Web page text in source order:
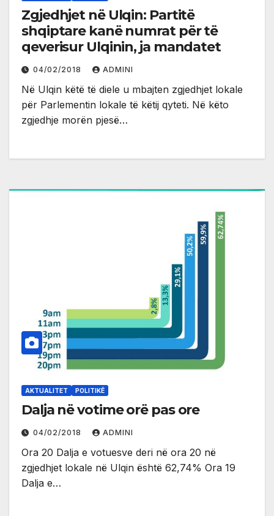
Zgjedhjet në Ulqin: Partitë
shqiptare kanë numrat për të
qeverisur Ulqinin, ja mandatet
04/02/2018 ADMINI
Në Ulqin këtë të diele u mbajten zgjedhjet lokale
për Parlementin lokale të këtij qyteti. Në këto
zgjedhje morën pjesë…
AKTUALITET POLITIKË
Dalja në votime orë pas ore
04/02/2018 ADMINI
Ora 20 Dalja e votuesve deri në ora 20 në
zgjedhjet lokale në Ulqin është 62,74% Ora 19
Dalja e…